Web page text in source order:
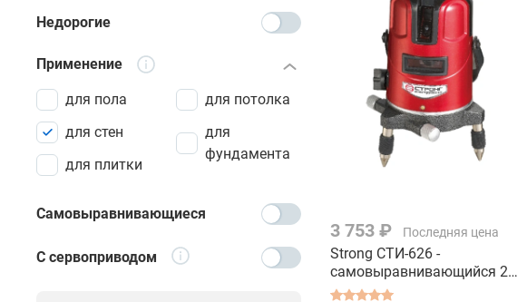
Недорогие
Применение
для пола
для стен
для плитки
для потолка
для
фундамента
Самовыравнивающиеся
С сервоприводом
3 753 ₽ Последняя цена
Strong СТИ-626 -
самовыравнивающийся 2
луча - лазерный уровень